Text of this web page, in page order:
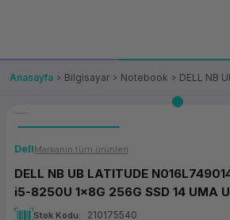
OT/VT
Fiş Yazıcı
Çözümleri
Ürünler
Anasayfa Bilgisayar Notebook DELL NB
DellMarkanın tüm ürünleri
DELL NB UB LATITUDE
i5-8250U 1x8G 256G SSD 14 UMA
Stok Kodu 210175540